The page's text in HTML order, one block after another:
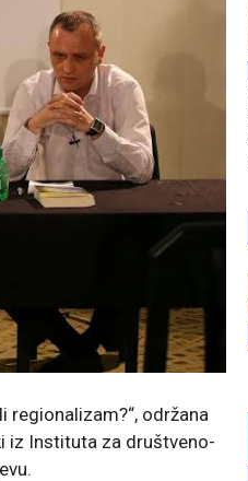
regionalizam?“, održana
iz Instituta za društveno-